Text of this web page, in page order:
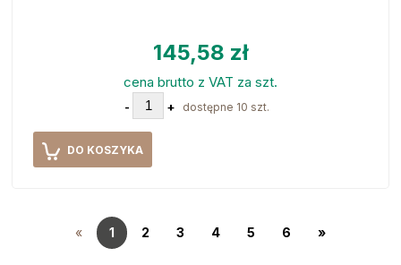
145,58 zł
cena brutto z VAT za szt.
- + dostępne 10 szt.
DO KOSZYKA
« 1 2 3 4 5 6 »